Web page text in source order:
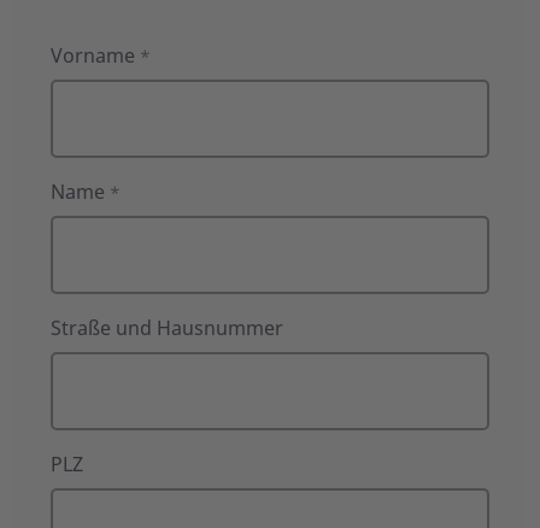
Anfrage
an
Kreisverband
Nienburg
Vorname *
Name *
Straße und Hausnummer
PLZ